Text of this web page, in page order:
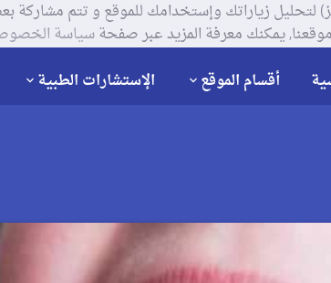
يمكنك معرفة المزيد عبر صفحةسياسة
أقسام الموقع الإستشارات الطبية